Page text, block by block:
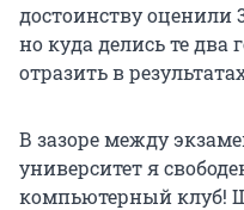
достоинству оценили
но куда делись те два
отразить в
В зазоре между
университет я
компьютерный клуб!